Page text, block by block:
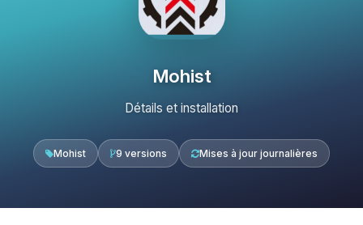
Mohist
Détails et installation
Mohist 9 versions Mises à jour journalières